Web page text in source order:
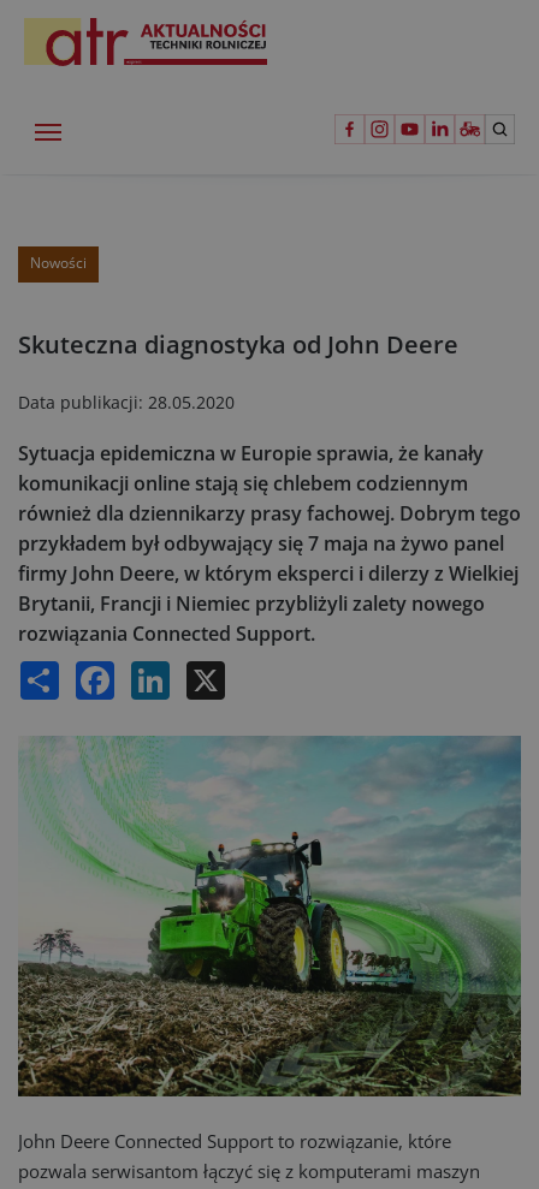
Nowości
Skuteczna diagnostyka od John Deere
Data publikacji: 28.05.2020
Sytuacja epidemiczna w Europie sprawia, że kanały
komunikacji online stają się chlebem codziennym
również dla dziennikarzy prasy fachowej. Dobrym tego
przykładem był odbywający się 7 maja na żywo panel
firmy John Deere, w którym eksperci i dilerzy z Wielkiej
Brytanii, Francji i Niemiec przybliżyli zalety nowego
rozwiązania Connected Support.
Share Facebook LinkedIn
John Deere Connected Support to rozwiązanie, które
pozwala serwisantom łączyć się z komputerami maszyn